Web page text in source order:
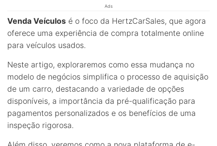
Ads
Venda Veículos é o foco da HertzCarSales, que agora
oferece uma experiência de compra totalmente online
para veículos usados.
Neste artigo, exploraremos como essa mudança no
modelo de negócios simplifica o processo de aquisição
de um carro, destacando a variedade de opções
disponíveis, a importância da pré-qualificação para
pagamentos personalizados e os benefícios de uma
inspeção rigorosa.